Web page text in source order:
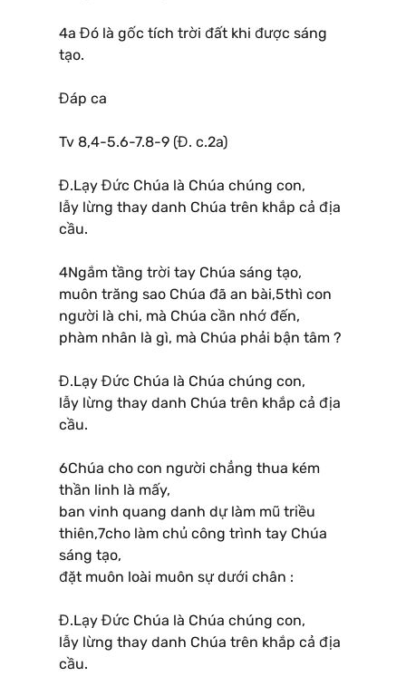
4a Đó là gốc tích trời đất khi được sáng
tạo.
Đáp ca
Tv 8,4-5.6-7.8-9 (Đ. c.2a)
Đ.Lạy Đức Chúa là Chúa chúng con,
lẫy lừng thay danh Chúa trên khắp cả địa
cầu.
4Ngắm tầng trời tay Chúa sáng tạo,
muôn trăng sao Chúa đã an bài,5thì con
người là chi, mà Chúa cần nhớ đến,
phàm nhân là gì, mà Chúa phải bận tâm ?
Đ.Lạy Đức Chúa là Chúa chúng con,
lẫy lừng thay danh Chúa trên khắp cả địa
cầu.
6Chúa cho con người chẳng thua kém
thần linh là mấy,
ban vinh quang danh dự làm mũ triều
thiên,7cho làm chủ công trình tay Chúa
sáng tạo,
đặt muôn loài muôn sự dưới chân :
Đ.Lạy Đức Chúa là Chúa chúng con,
lẫy lừng thay danh Chúa trên khắp cả địa
cầu.